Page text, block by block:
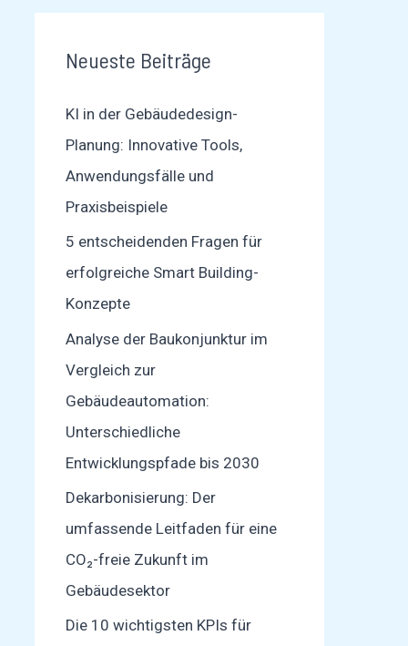
Neueste Beiträge
KI in der Gebäudedesign-
Planung: Innovative Tools,
Anwendungsfälle und
Praxisbeispiele
5 entscheidenden Fragen für
erfolgreiche Smart Building-
Konzepte
Analyse der Baukonjunktur im
Vergleich zur
Gebäudeautomation:
Unterschiedliche
Entwicklungspfade bis 2030
Dekarbonisierung: Der
umfassende Leitfaden für eine
CO₂-freie Zukunft im
Gebäudesektor
Die 10 wichtigsten KPIs für